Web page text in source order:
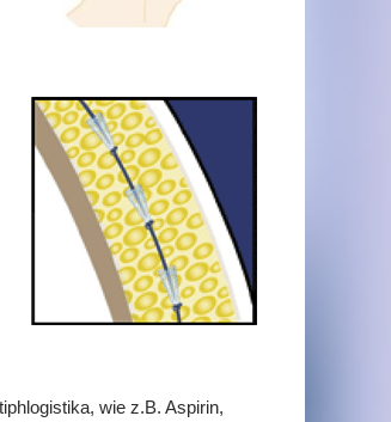
wie z.B. Aspirin,